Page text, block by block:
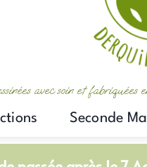
avec soin et
Seconde